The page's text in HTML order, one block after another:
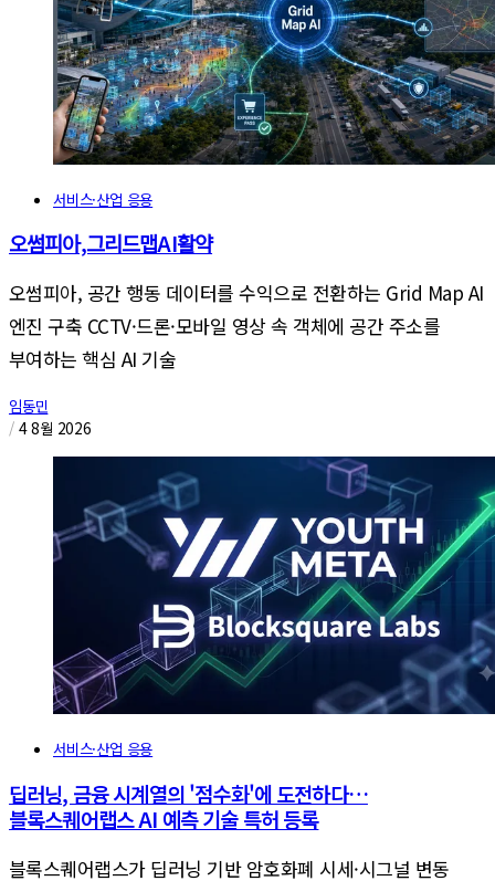
서비스·산업 응용
오썸피아,그리드맵AI활약
오썸피아, 공간 행동 데이터를 수익으로 전환하는 Grid Map AI
엔진 구축 CCTV·드론·모바일 영상 속 객체에 공간 주소를
부여하는 핵심 AI 기술
임동민
/ 4 8월 2026
서비스·산업 응용
딥러닝, 금융 시계열의 '점수화'에 도전하다…
블록스퀘어랩스 AI 예측 기술 특허 등록
블록스퀘어랩스가 딥러닝 기반 암호화폐 시세·시그널 변동